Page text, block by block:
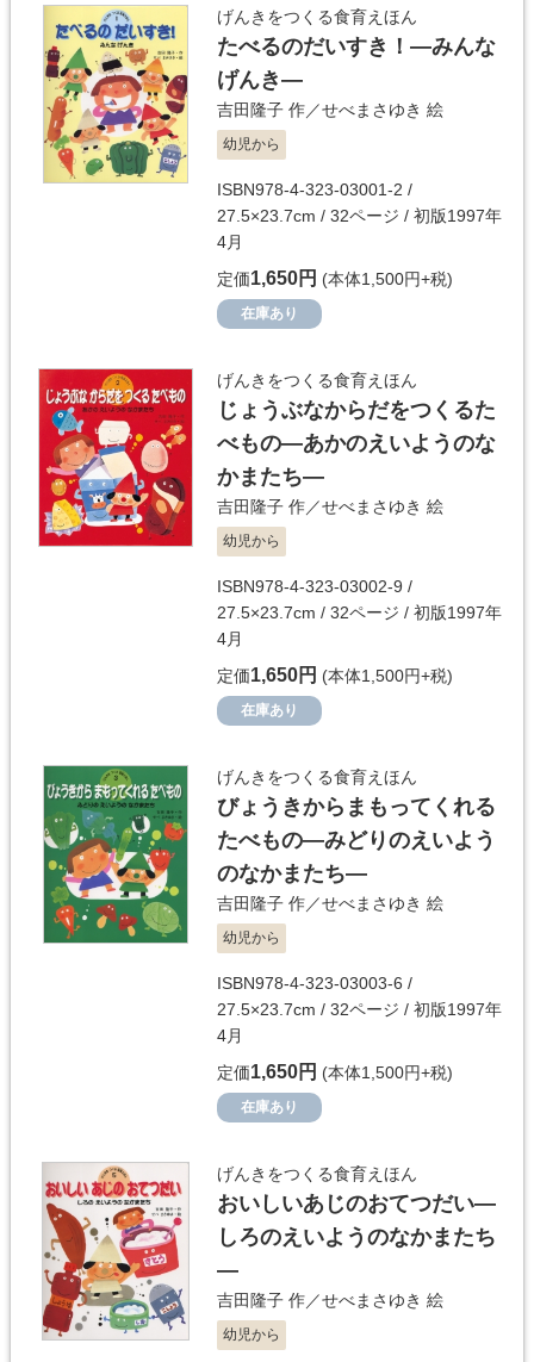
げんきをつくる食育えほん
たべるのだいすき！―みんな
げんき―
吉田隆子 作／せべまさゆき 絵
幼児から
ISBN978-4-323-03001-2 /
27.5×23.7cm / 32ページ / 初版1997年
4月
定価1,650円 (本体1,500円+税)
在庫あり
げんきをつくる食育えほん
じょうぶなからだをつくるた
べもの―あかのえいようのな
かまたち―
吉田隆子 作／せべまさゆき 絵
幼児から
ISBN978-4-323-03002-9 /
27.5×23.7cm / 32ページ / 初版1997年
4月
定価1,650円 (本体1,500円+税)
在庫あり
げんきをつくる食育えほん
びょうきからまもってくれる
たべもの―みどりのえいよう
のなかまたち―
吉田隆子 作／せべまさゆき 絵
幼児から
ISBN978-4-323-03003-6 /
27.5×23.7cm / 32ページ / 初版1997年
4月
定価1,650円 (本体1,500円+税)
在庫あり
げんきをつくる食育えほん
おいしいあじのおてつだい―
しろのえいようのなかまたち
―
吉田隆子 作／せべまさゆき 絵
幼児から